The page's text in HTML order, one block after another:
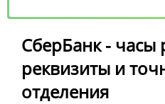
СберБанк -
реквизиты и
отделения